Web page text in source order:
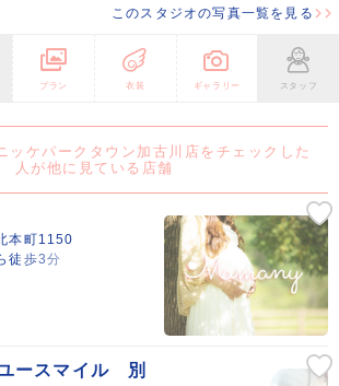
このスタジオの写真一覧を見る
プラン 衣装 ギャラリー スタッフ
ッケパークタウン加古川店をチェックした
人が他に見ている店舗
本町1150
徒歩3分
ースマイル 別